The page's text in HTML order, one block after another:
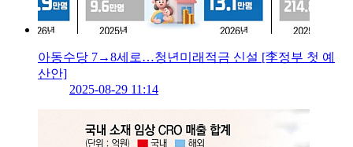
아동수당 7→8세로…청년미래적금 신설 [李정부 첫 예
산안]
2025-08-29 11:14